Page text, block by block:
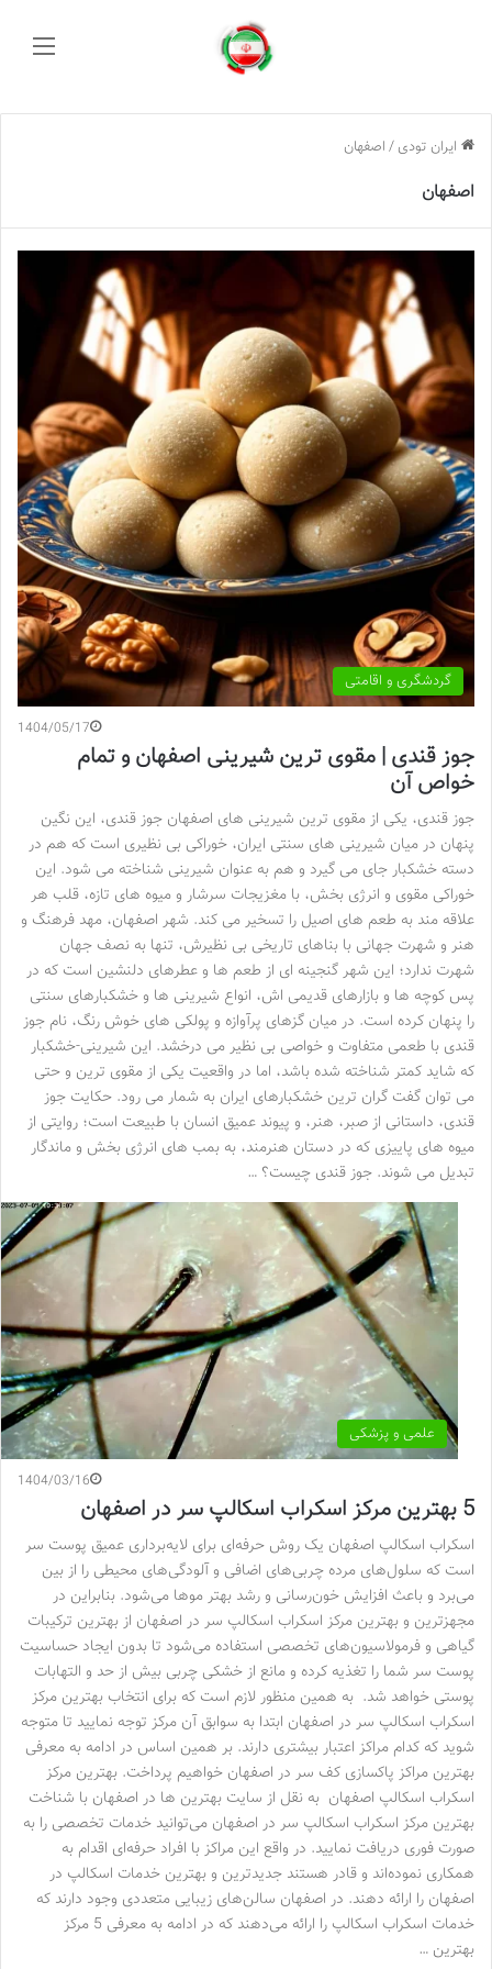
ایران تودی / اصفهان
اصفهان
گردشگری و اقامتی
1404/05/17
جوز قندی | مقوی ترین شیرینی اصفهان و تمام
خواص آن
جوز قندی، یکی از مقوی ترین شیرینی های اصفهان جوز قندی، این نگین
پنهان در میان شیرینی های سنتی ایران، خوراکی بی نظیری است که هم در
دسته خشکبار جای می گیرد و هم به عنوان شیرینی شناخته می شود. این
خوراکی مقوی و انرژی بخش، با مغزیجات سرشار و میوه های تازه، قلب هر
علاقه مند به طعم های اصیل را تسخیر می کند. شهر اصفهان، مهد فرهنگ و
هنر و شهرت جهانی با بناهای تاریخی بی نظیرش، تنها به نصف جهان
شهرت ندارد؛ این شهر گنجینه ای از طعم ها و عطرهای دلنشین است که در
پس کوچه ها و بازارهای قدیمی اش، انواع شیرینی ها و خشکبارهای سنتی
را پنهان کرده است. در میان گزهای پرآوازه و پولکی های خوش رنگ، نام جوز
قندی با طعمی متفاوت و خواصی بی نظیر می درخشد. این شیرینی-خشکبار
که شاید کمتر شناخته شده باشد، اما در واقعیت یکی از مقوی ترین و حتی
می توان گفت گران ترین خشکبارهای ایران به شمار می رود. حکایت جوز
قندی، داستانی از صبر، هنر، و پیوند عمیق انسان با طبیعت است؛ روایتی از
میوه های پاییزی که در دستان هنرمند، به بمب های انرژی بخش و ماندگار
تبدیل می شوند. جوز قندی چیست؟ …
علمی و پزشکی
1404/03/16
5 بهترین مرکز اسکراب اسکالپ سر در اصفهان
اسکراب اسکالپ اصفهان یک روش حرفه‌ای برای لایه‌برداری عمیق پوست سر
است که سلول‌های مرده چربی‌های اضافی و آلودگی‌های محیطی را از بین
می‌برد و باعث افزایش خون‌رسانی و رشد بهتر موها می‌شود. بنابراین در
مجهزترین و بهترین مرکز اسکراب اسکالپ سر در اصفهان از بهترین ترکیبات
گیاهی و فرمولاسیون‌های تخصصی استفاده می‌شود تا بدون ایجاد حساسیت
پوست سر شما را تغذیه کرده و مانع از خشکی چربی بیش از حد و التهابات
پوستی خواهد شد. به همین منظور لازم است که برای انتخاب بهترین مرکز
اسکراب اسکالپ سر در اصفهان ابتدا به سوابق آن مرکز توجه نمایید تا متوجه
شوید که کدام مراکز اعتبار بیشتری دارند. بر همین اساس در ادامه به معرفی
بهترین مراکز پاکسازی کف سر در اصفهان خواهیم پرداخت. بهترین مرکز
اسکراب اسکالپ اصفهان به نقل از سایت بهترین ها در اصفهان با شناخت
بهترین مرکز اسکراب اسکالپ سر در اصفهان می‌توانید خدمات تخصصی را به
صورت فوری دریافت نمایید. در واقع این مراکز با افراد حرفه‌ای اقدام به
همکاری نموده‌اند و قادر هستند جدیدترین و بهترین خدمات اسکالپ در
اصفهان را ارائه دهند. در اصفهان سالن‌های زیبایی متعددی وجود دارند که
خدمات اسکراب اسکالپ را ارائه می‌دهند که در ادامه به معرفی 5 مرکز
بهترین …